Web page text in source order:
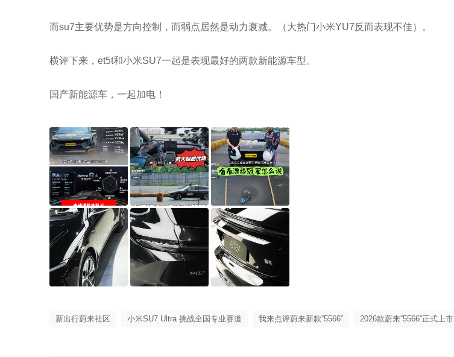
而su7主要优势是方向控制，而弱点居然是动力衰减。（大热门小米YU7反而表现不佳）。
横评下来，et5t和小米SU7一起是表现最好的两款新能源车型。
国产新能源车，一起加电！
新出行蔚来社区 小米SU7 Ultra 挑战全国专业赛道 我来点评蔚来新款“5566” 2026款蔚来“5566”正式上市